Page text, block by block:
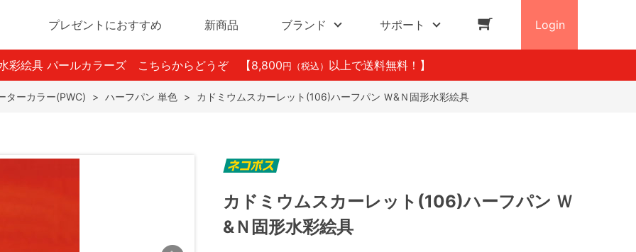
プレゼントにおすすめ 新商品 ブランド サポート Login
彩絵具 パールカラーズ こちらからどうぞ 【8,800 円（税込） 以上で送料無料！】
ターカラー(PWC) > ハーフパン 単色 > カドミウムスカーレット(106)ハーフパン Ｗ&Ｎ固形水彩絵具
カドミウムスカーレット(106)ハーフパン Ｗ
&Ｎ固形水彩絵具